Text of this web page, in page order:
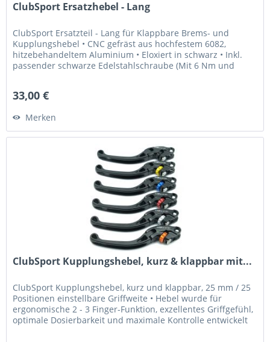
ClubSport Ersatzhebel - Lang
ClubSport Ersatzteil - Lang für Klappbare Brems- und
Kupplungshebel • CNC gefräst aus hochfestem 6082,
hitzebehandeltem Aluminium • Eloxiert in schwarz • Inkl.
passender schwarze Edelstahlschraube (Mit 6 Nm und
33,00 €
Merken
ClubSport Kupplungshebel, kurz & klappbar mit...
ClubSport Kupplungshebel, kurz und klappbar, 25 mm / 25
Positionen einstellbare Griffweite • Hebel wurde für
ergonomische 2 - 3 Finger-Funktion, exzellentes Griffgefühl,
optimale Dosierbarkeit und maximale Kontrolle entwickelt